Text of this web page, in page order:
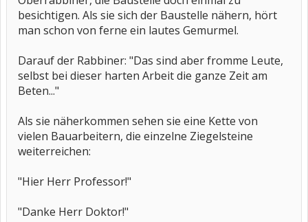
besichtigen. Als sie sich der Baustelle nähern, hört
man schon von ferne ein lautes Gemurmel.
Darauf der Rabbiner: "Das sind aber fromme Leute,
selbst bei dieser harten Arbeit die ganze Zeit am
Beten..."
Als sie näherkommen sehen sie eine Kette von
vielen Bauarbeitern, die einzelne Ziegelsteine
weiterreichen:
"Hier Herr Professor!"
"Danke Herr Doktor!"